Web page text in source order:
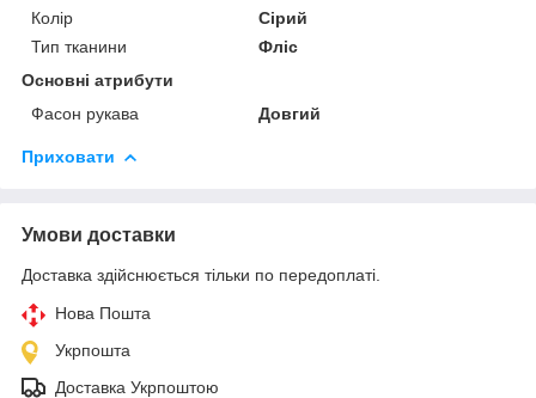
Колір
Сірий
Тип тканини
Фліс
Основні атрибути
Фасон рукава
Довгий
Приховати
Умови доставки
Доставка здійснюється тільки по передоплаті.
Нова Пошта
Укрпошта
Доставка Укрпоштою